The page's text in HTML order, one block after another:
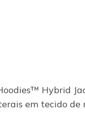
Hybrid
em tecido de